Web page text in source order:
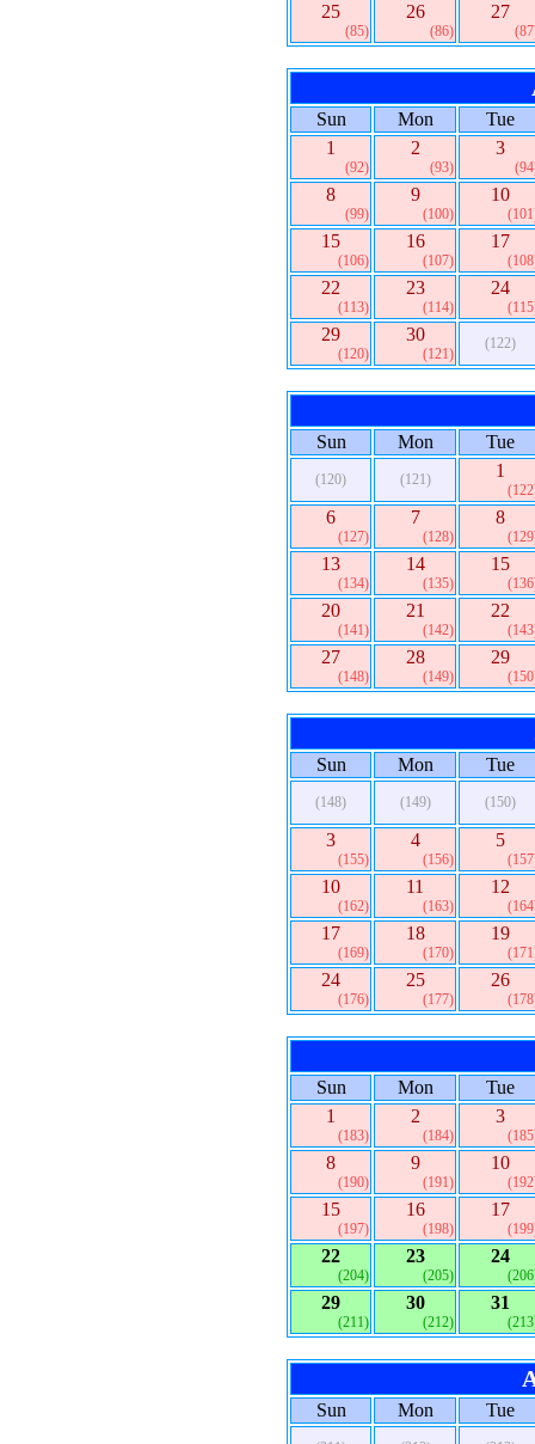
25
(85)
26
(86)
27
Sun Mon
Tue
1
(92)
2
(93)
3
8
(99)
9
(100)
10
15
(106)
16
(107)
17
22
(113)
23
(114)
24
29
(120)
30
(121)
(122)
Sun Mon Tue
(120) (121) 1
6
(127)
7
(128)
8
13
(134)
14
(135)
15
20
(141)
21
(142)
22
27
(148)
28
(149)
29
Sun Mon Tue
(148) (149) (150)
3
(155)
4
(156)
5
10
(162)
11
(163)
12
17
(169)
18
(170)
19
24
(176)
25
(177)
26
Sun Mon
Tue
1
(183)
2
(184)
3
8
(190)
9
(191)
10
15
(197)
16
(198)
17
22
(204)
23
(205)
24
29
(211)
30
(212)
31
Sun Mon Tue